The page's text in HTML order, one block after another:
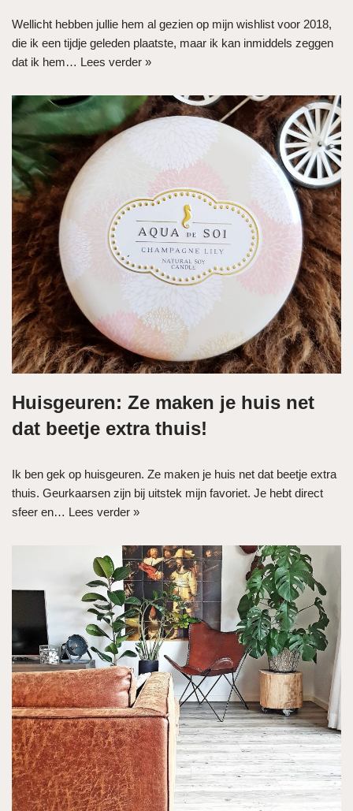
Wellicht hebben jullie hem al gezien op mijn wishlist voor 2018,
die ik een tijdje geleden plaatste, maar ik kan inmiddels zeggen
dat ik hem… Lees verder »
Huisgeuren: Ze maken je huis net
dat beetje extra thuis!
Ik ben gek op huisgeuren. Ze maken je huis net dat beetje extra
thuis. Geurkaarsen zijn bij uitstek mijn favoriet. Je hebt direct
sfeer en… Lees verder »